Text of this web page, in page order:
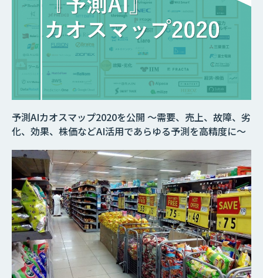
予測AIカオスマップ2020を公開 ～需要、売上、故障、劣
化、効果、株価などAI活用であらゆる予測を高精度に～